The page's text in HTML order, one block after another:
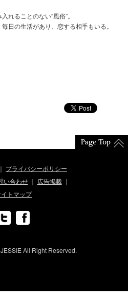
れることのない“風俗”。
日の生活があり、恋する相手もいる。
プライバシーポリシー
い合わせ
広告掲載
トマップ
All Right Reserved.